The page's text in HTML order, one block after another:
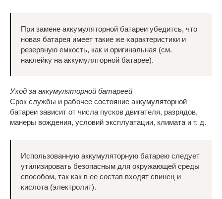
При замене аккумуляторной батареи убедитсь, что
новая батарея имеет такие же характеристики и
резервную емкость, как и оригинальная (см.
наклейку на аккумуляторной батарее).
Уход за аккумуляторной батареей
Срок службы и рабочее состояние аккумуляторной
батареи зависит от числа пусков двигателя, разрядов,
манеры вождения, условий эксплуатации, климата и т. д.
Использованную аккумуляторную батарею следует
утилизировать безопасным для окружающей среды
способом, так как в ее состав входят свинец и
кислота (электролит).